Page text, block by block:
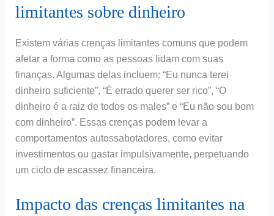
limitantes sobre dinheiro
Existem várias crenças limitantes comuns que podem
afetar a forma como as pessoas lidam com suas
finanças. Algumas delas incluem: “Eu nunca terei
dinheiro suficiente”, “É errado querer ser rico”, “O
dinheiro é a raiz de todos os males” e “Eu não sou bom
com dinheiro”. Essas crenças podem levar a
comportamentos autossabotadores, como evitar
investimentos ou gastar impulsivamente, perpetuando
um ciclo de escassez financeira.
Impacto das crenças limitantes na